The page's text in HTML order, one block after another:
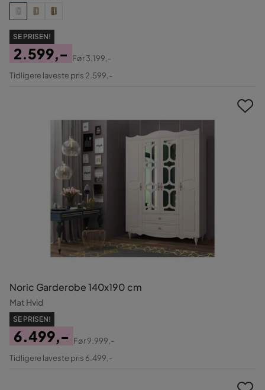
SE PRISEN!
Pris
2.599,-
Original
Før3.199,-
Tidligere laveste pris 2.599,-
Noric Garderobe 140x190 cm
Mat Hvid
SE PRISEN!
Pris
6.499,-
Original
Før9.999,-
Tidligere laveste pris 6.499,-